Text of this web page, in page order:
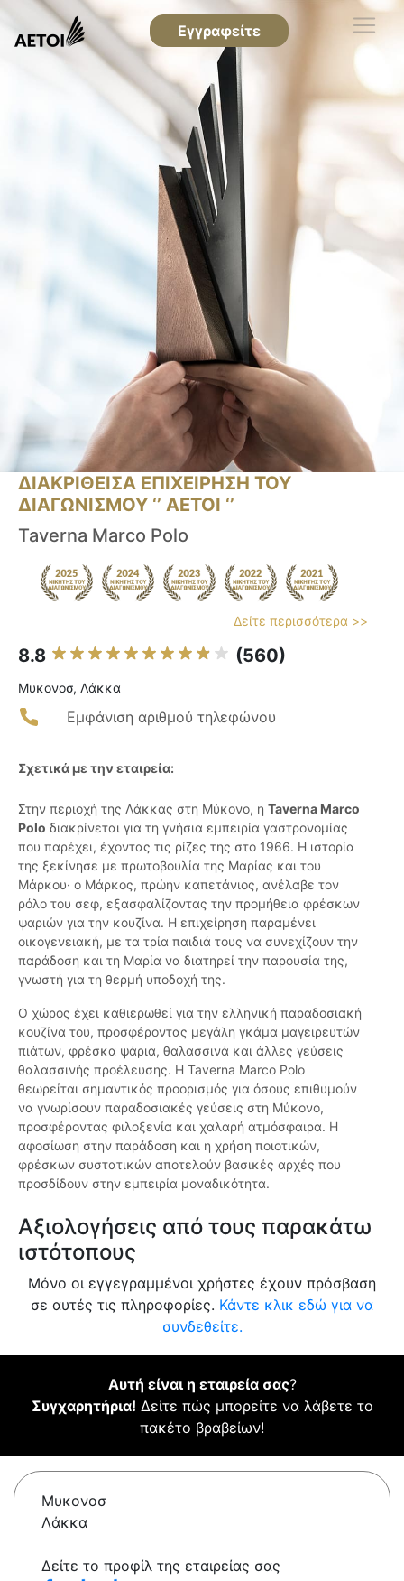
Εγγραφείτε
ΔΙΑΚΡΙΘΕΙΣΑ ΕΠΙΧΕΙΡΗΣΗ ΤΟΥ
ΔΙΑΓΩΝΙΣΜΟΥ ‘’ ΑΕΤΟΙ ‘’
Taverna Marco Polo
Δείτε περισσότερα >>
8.8 (560)
Μυκονοσ, Λάκκα
Εμφάνιση αριθμού τηλεφώνου
Σχετικά με την εταιρεία:
Στην περιοχή της Λάκκας στη Μύκονο, η Taverna Marco
Polo διακρίνεται για τη γνήσια εμπειρία γαστρονομίας
που παρέχει, έχοντας τις ρίζες της στο 1966. Η ιστορία
της ξεκίνησε με πρωτοβουλία της Μαρίας και του
Μάρκου· ο Μάρκος, πρώην καπετάνιος, ανέλαβε τον
ρόλο του σεφ, εξασφαλίζοντας την προμήθεια φρέσκων
ψαριών για την κουζίνα. Η επιχείρηση παραμένει
οικογενειακή, με τα τρία παιδιά τους να συνεχίζουν την
παράδοση και τη Μαρία να διατηρεί την παρουσία της,
γνωστή για τη θερμή υποδοχή της.
Ο χώρος έχει καθιερωθεί για την ελληνική παραδοσιακή
κουζίνα του, προσφέροντας μεγάλη γκάμα μαγειρευτών
πιάτων, φρέσκα ψάρια, θαλασσινά και άλλες γεύσεις
θαλασσινής προέλευσης. Η Taverna Marco Polo
θεωρείται σημαντικός προορισμός για όσους επιθυμούν
να γνωρίσουν παραδοσιακές γεύσεις στη Μύκονο,
προσφέροντας φιλοξενία και χαλαρή ατμόσφαιρα. Η
αφοσίωση στην παράδοση και η χρήση ποιοτικών,
φρέσκων συστατικών αποτελούν βασικές αρχές που
προσδίδουν στην εμπειρία μοναδικότητα.
Αξιολογήσεις από τους παρακάτω
ιστότοπους
Μόνο οι εγγεγραμμένοι χρήστες έχουν πρόσβαση
σε αυτές τις πληροφορίες. Κάντε κλικ εδώ για να
συνδεθείτε.
Αυτή είναι η εταιρεία σας?
Συγχαρητήρια! Δείτε πώς μπορείτε να λάβετε το
πακέτο βραβείων!
Μυκονοσ
Λάκκα
Δείτε το προφίλ της εταιρείας σας